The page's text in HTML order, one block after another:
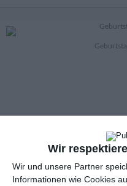
Wir
Wir und unsere Partner
Informationen wie Cookies